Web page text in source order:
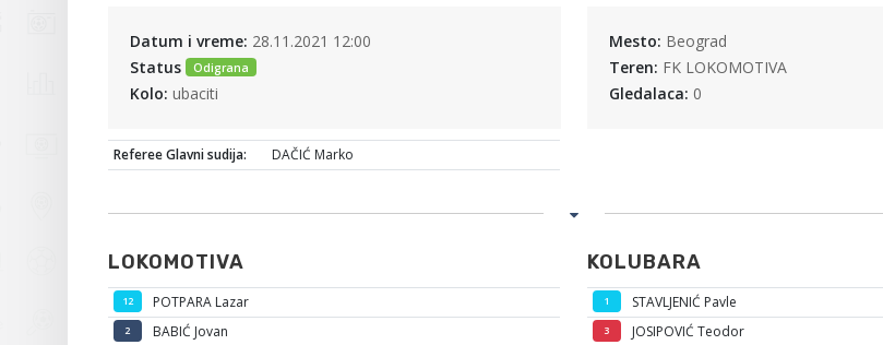
Datum i vreme: 28.11.2021 12:00
Status
Odigrana
Kolo: ubaciti
Mesto: Beograd
Teren: FK LOKOMOTIVA
Gledalaca: 0
Referee Glavni sudija: DAČIĆ Marko
LOKOMOTIVA
12 POTPARA Lazar
2 BABIĆ Jovan
KOLUBARA
1 STAVLJENIĆ Pavle
3 JOSIPOVIĆ Teodor